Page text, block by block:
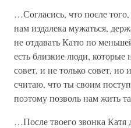
…Согласись, что после
нам издалека мужаться,
не отдавать Катю по
есть близкие люди, которые
совет, и не только совет,
считаю, что ты своим
поэтому позволь нам жить
…После твоего звонка